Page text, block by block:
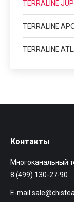
TERRALINE
TERRALINE
TERRALINE
Контакты
Многоканальный
8 (499) 130-27-90
E-mail: